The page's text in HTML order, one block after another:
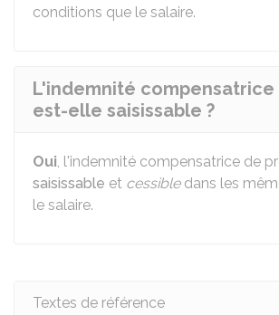
conditions que le salaire.
L'indemnité compensatrice
est-elle saisissable ?
Oui, l'indemnité compensatrice de
saisissable et cessibledans les
le salaire.
Textes de référence